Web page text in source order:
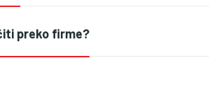
preko firme?